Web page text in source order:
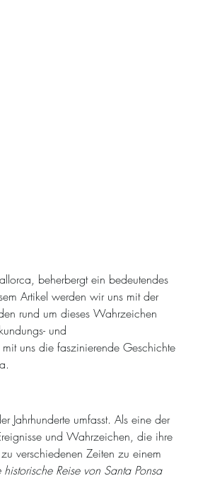
beherbergt ein bedeutendes
Artikel werden wir uns mit der
rund um dieses Wahrzeichen
und
uns die faszinierende Geschichte
Jahrhunderte umfasst. Als eine der
und Wahrzeichen, die ihre
verschiedenen Zeiten zu einem
Reise von Santa Ponsa